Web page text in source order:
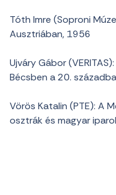
Tóth Imre (Soproni
Ausztriában, 1956
Ujváry Gábor
Bécsben a 20.
Vörös Katalin (PTE): A
osztrák és magyar